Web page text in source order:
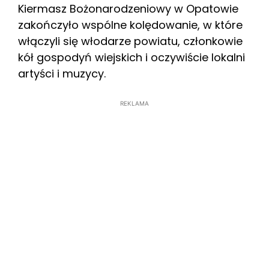
Kiermasz Bożonarodzeniowy w Opatowie
zakończyło wspólne kolędowanie, w które
włączyli się włodarze powiatu, członkowie
kół gospodyń wiejskich i oczywiście lokalni
artyści i muzycy.
REKLAMA